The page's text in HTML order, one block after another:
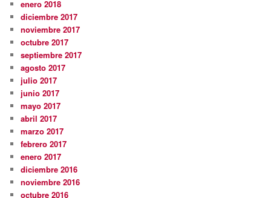
enero 2018
diciembre 2017
noviembre 2017
octubre 2017
septiembre 2017
agosto 2017
julio 2017
junio 2017
mayo 2017
abril 2017
marzo 2017
febrero 2017
enero 2017
diciembre 2016
noviembre 2016
octubre 2016